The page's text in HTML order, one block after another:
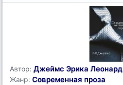
Автор: Джеймс Эрика Леонард
Жанр: Современная проза